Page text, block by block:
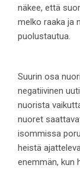
näkee, että
melko raaka ja
puolustautua.
Suurin osa
negatiivinen
nuorista
nuoret
isommissa
heistä
enemmän, kun